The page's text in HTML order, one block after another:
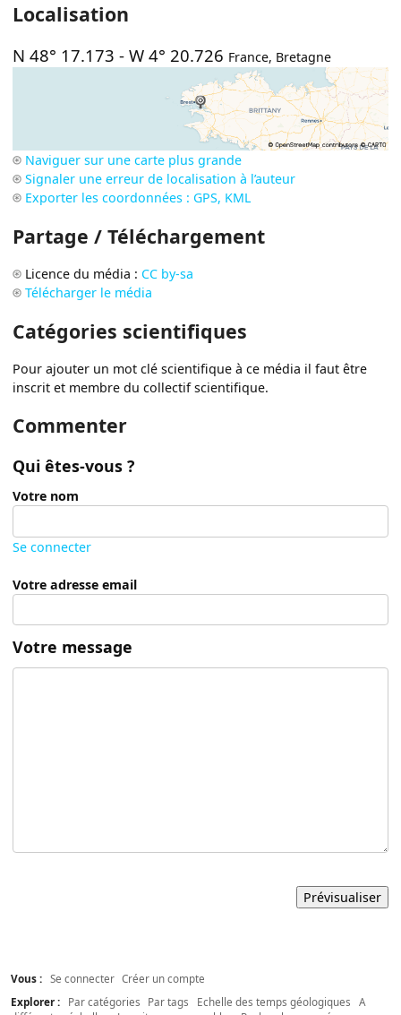
Localisation
N 48° 17.173 -W 4° 20.726 France, Bretagne
Naviguer sur une carte plus grande
Signaler une erreur de localisation à l’auteur
Exporter les coordonnées : GPS, KML
Partage / Téléchargement
Licence du média : CC by-sa
Télécharger le média
Catégories scientifiques
Pour ajouter un mot clé scientifique à ce média il faut être
inscrit et membre du collectif scientifique.
Commenter
Qui êtes-vous ?
Votre nom
Se connecter
Votre adresse email
Votre message
Vous : Se connecter Créer un compte
Explorer :
Par catégories Par tags Echelle des temps géologiques
A